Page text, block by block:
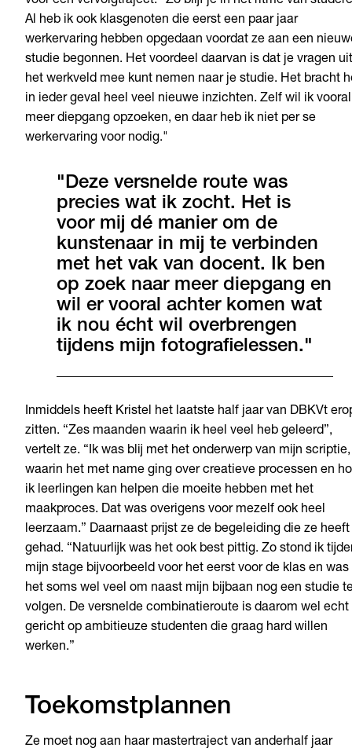
Al heb ik ook klasgenoten die eerst een paar jaar
werkervaring hebben opgedaan voordat ze aan een
studie begonnen. Het voordeel daarvan is dat je vragen uit
het werkveld mee kunt nemen naar je studie. Het bracht
in ieder geval heel veel nieuwe inzichten. Zelf wil ik vooral
meer diepgang opzoeken, en daar heb ik niet per se
werkervaring voor nodig."
"Deze versnelde route was
precies wat ik zocht. Het is
voor mij dé manier om de
kunstenaar in mij te verbinden
met het vak van docent. Ik ben
op zoek naar meer diepgang en
wil er vooral achter komen wat
ik nou écht wil overbrengen
tijdens mijn fotografielessen."
Inmiddels heeft Kristel het laatste half jaar van DBKVt
zitten. “Zes maanden waarin ik heel veel heb geleerd”,
vertelt ze. “Ik was blij met het onderwerp van mijn scriptie,
waarin het met name ging over creatieve processen en
ik leerlingen kan helpen die moeite hebben met het
maakproces. Dat was overigens voor mezelf ook heel
leerzaam.” Daarnaast prijst ze de begeleiding die ze heeft
gehad. “Natuurlijk was het ook best pittig. Zo stond ik
mijn stage bijvoorbeeld voor het eerst voor de klas en was
het soms wel veel om naast mijn bijbaan nog een studie
volgen. De versnelde combinatieroute is daarom wel echt
gericht op ambitieuze studenten die graag hard willen
werken.”
Toekomstplannen
Ze moet nog aan haar mastertraject van anderhalf jaar